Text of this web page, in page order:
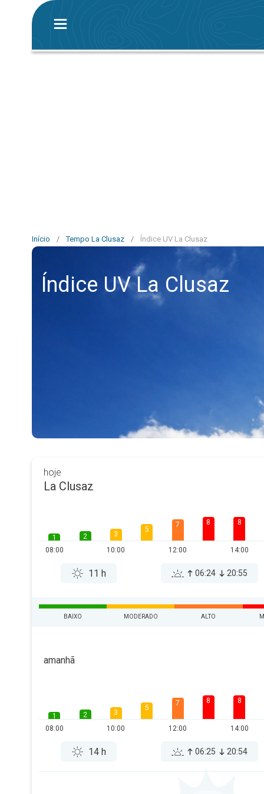
Início / Tempo La Clusaz / Índice UV La Clusaz
Índice UV La Clusaz
hoje
La Clusaz
1
08:00
2
3
10:00
5
7
12:00
8 8
14:00
11 h 06:24 20:55
BAIXO MODERADO ALTO
amanhã
1
08:00
2
3
10:00
5
7
12:00
8 8
14:00
14 h 06:25 20:54